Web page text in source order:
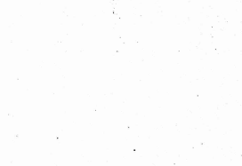
नगरपालिका परिसरमा रहेको क्यान्टिन
date:
नगरपालिका वडा नं. ८ मा रहेको
सञ्चालनको लागि दरभाउ-पत्र आह्वान